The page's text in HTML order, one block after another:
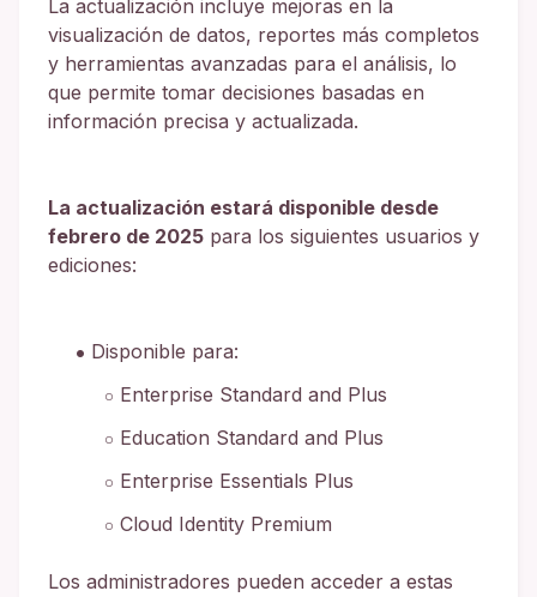
La actualización incluye mejoras en la
visualización de datos, reportes más completos
y herramientas avanzadas para el análisis, lo
que permite tomar decisiones basadas en
información precisa y actualizada.
La actualización estará disponible desde
febrero de 2025 para los siguientes usuarios y
ediciones:
Disponible para:
Enterprise Standard and Plus
Education Standard and Plus
Enterprise Essentials Plus
Cloud Identity Premium
Los administradores pueden acceder a estas